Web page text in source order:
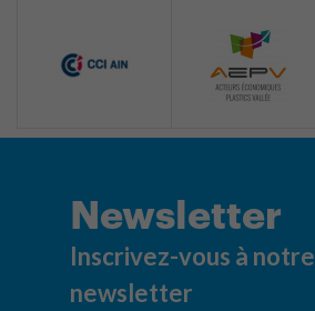
Newsletter
Inscrivez-vous à notre
newsletter